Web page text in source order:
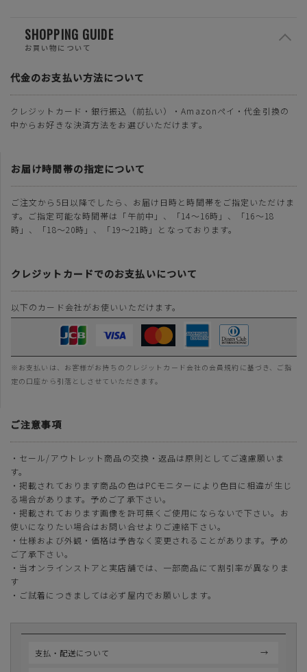
SHOPPING GUIDE
お買い物について
代金のお支払い方法について
クレジットカード・銀行振込（前払い）・Amazonペイ・代金引換の
中からお好きな決済方法をお選びいただけます。
お届け時間帯の指定について
ご注文から5日以降でしたら、お届け日時と時間帯をご指定いただけま
す。ご指定可能な時間帯は「午前中」、「14～16時」、「16～18
時」、「18～20時」、「19～21時」となっております。
クレジットカードでのお支払いについて
以下のカード会社がお使いいただけます。
※お支払いは、お客様がお持ちのクレジットカード会社の会員規約に基づき、ご指
定の口座から引落としさせていただきます。
ご注意事項
・セール/アウトレット商品の交換・返品は原則としてご遠慮願いま
す。
・掲載されております商品の色はPCモニターにより色目に相違が生じ
る場合があります。予めご了承下さい。
・掲載されております画像を許可無くご使用にならないで下さい。お
使いになりたい場合はお問い合せよりご連絡下さい。
・仕様および外観・価格は予告なく変更されることがあります。予め
ご了承下さい。
・当オンラインストアと実店舗では、一部商品にて割引率が異なりま
す
・ご試着につきましては必ず屋内でお願いします。
支払・配送について